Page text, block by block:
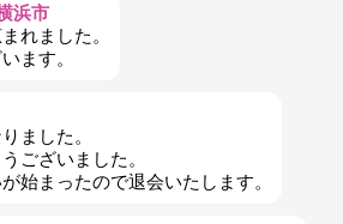
浜市
れました。
ます。
ました。
ございました。
始まったので退会いたします。